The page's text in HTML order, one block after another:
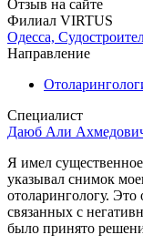
Отзыв на сайте
Филиал VIRTUS
Одесса,
Направление
Специалист
Даюб Али
Я имел
указывал снимок
отоларингологу. Это
связанных с
было принято